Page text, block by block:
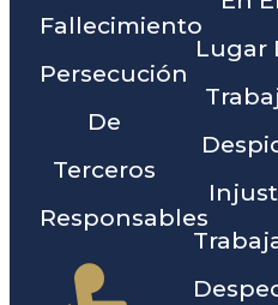
Fallecimiento
Persecución
De
Terceros
Responsables
Lugar